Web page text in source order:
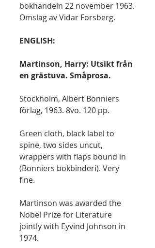
bokhandeln 22 november 1963.
Omslag av Vidar Forsberg.
ENGLISH:
Martinson, Harry: Utsikt från
en grästuva. Småprosa.
Stockholm, Albert Bonniers
förlag, 1963. 8vo. 120 pp.
Green cloth, black label to
spine, two sides uncut,
wrappers with flaps bound in
(Bonniers bokbinderi). Very
fine.
Martinson was awarded the
Nobel Prize for Literature
jointly with Eyvind Johnson in
1974.